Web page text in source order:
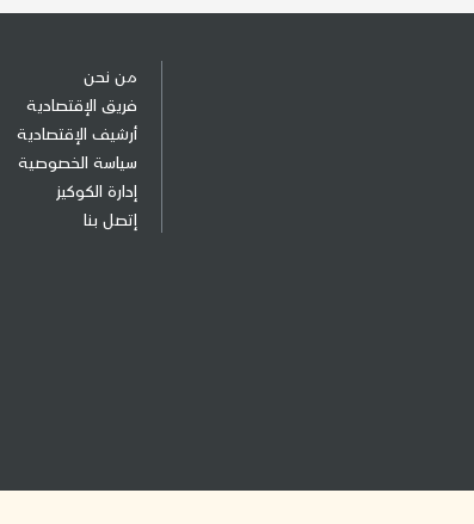
من نحن
فريق الإقتصادية
أرشيف الإقتصادية
سياسة الخصوصية
إدارة الكوكيز
إتصل بنا